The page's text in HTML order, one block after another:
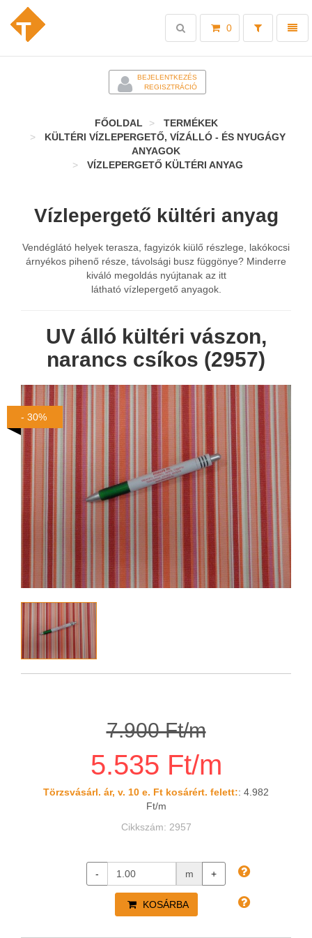
Toggle
0
Toggle
search
BEJELENTKEZÉS
REGISZTRÁCIÓ
FŐOLDAL
TERMÉKEK
KÜLTÉRI VÍZLEPERGETŐ, VÍZÁLLÓ - ÉS NYUGÁGY
ANYAGOK
VÍZLEPERGETŐ KÜLTÉRI ANYAG
Vízlepergető kültéri anyag
Vendéglátó helyek terasza, fagyizók kiülő részlege, lakókocsi
árnyékos pihenő része, távolsági busz függönye? Minderre
kiváló megoldás nyújtanak az itt
látható vízlepergető anyagok.
UV álló kültéri vászon,
narancs csíkos (2957)
- 30%
7.900 Ft/m
5.535 Ft/m
Törzsvásárl. ár, v. 10 e. Ft kosárért. felett:: 4.982
Ft/m
Cikkszám: 2957
- m +
KOSÁRBA